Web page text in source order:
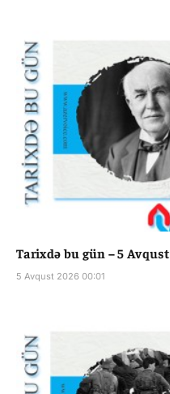
Tarixdə bu gün – 5 Avqust
5 Avqust 2026 00:01